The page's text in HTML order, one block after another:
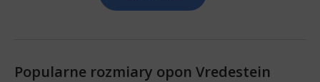
Popularne rozmiary opon Vredestein